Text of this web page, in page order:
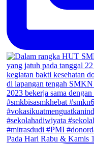
Pada Hari Rabu & Kamis